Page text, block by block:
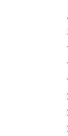
八
九
十
十
十
第
第
第